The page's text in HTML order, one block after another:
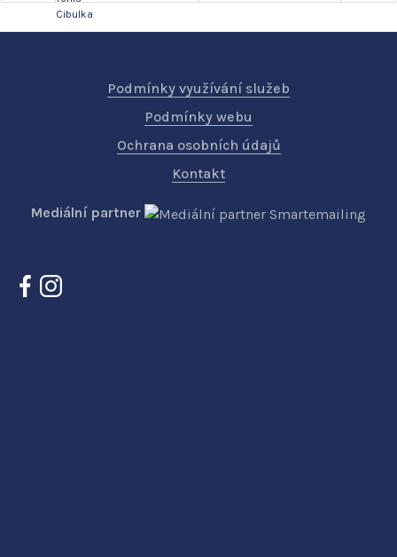
Podmínky využívání služeb
Podmínky webu
Ochrana osobních údajů
Kontakt
Mediální partner